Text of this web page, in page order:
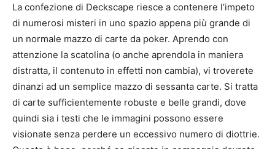
La confezione di Deckscape riesce a contenere l’impeto
di numerosi misteri in uno spazio appena più grande di
un normale mazzo di carte da poker. Aprendo con
attenzione la scatolina (o anche aprendola in maniera
distratta, il contenuto in effetti non cambia), vi troverete
dinanzi ad un semplice mazzo di sessanta carte. Si tratta
di carte sufficientemente robuste e belle grandi, dove
quindi sia i testi che le immagini possono essere
visionate senza perdere un eccessivo numero di diottrie.